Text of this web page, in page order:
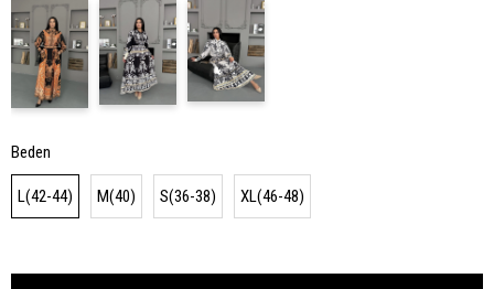
Beden
L(42-44) M(40) S(36-38) XL(46-48)